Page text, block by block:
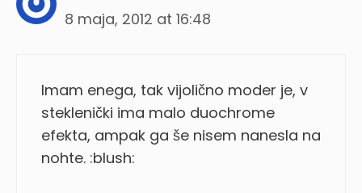
8 maja, 2012 at 16:48
Imam enega, tak vijolično moder je, v
steklenički ima malo duochrome
efekta, ampak ga še nisem nanesla na
nohte. :blush: